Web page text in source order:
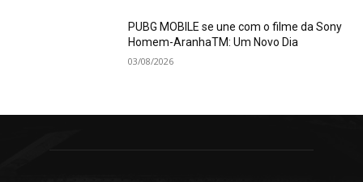
PUBG MOBILE se une com o filme da Sony
Homem-AranhaTM: Um Novo Dia
03/08/2026